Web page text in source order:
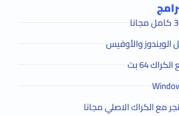
64 بت
مع الكراك الاصلي مجانا